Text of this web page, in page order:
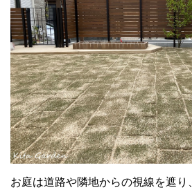
お庭は道路や隣地からの視線を遮り